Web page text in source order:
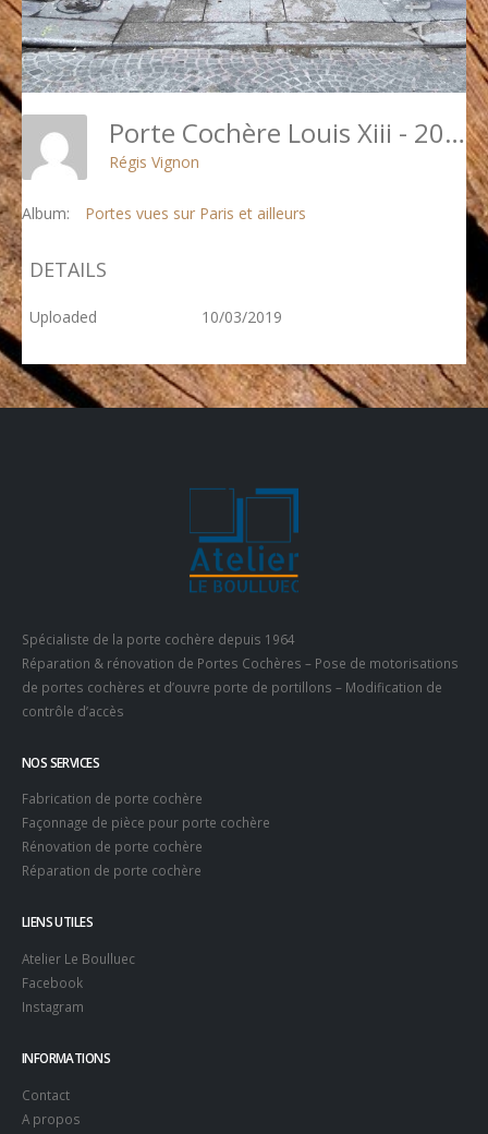
Porte Cochère Louis Xiii - 20 RUE SAINT SAUVEUR PARIS 2
Régis Vignon
Album: Portes vues sur Paris et ailleurs
DETAILS
Uploaded 10/03/2019
Spécialiste de la porte cochère depuis 1964
Réparation & rénovation de Portes Cochères – Pose de motorisations
de portes cochères et d’ouvre porte de portillons – Modification de
contrôle d’accès
NOS SERVICES
Fabrication de porte cochère
Façonnage de pièce pour porte cochère
Rénovation de porte cochère
Réparation de porte cochère
LIENS UTILES
Atelier Le Boulluec
Facebook
Instagram
INFORMATIONS
Contact
A propos